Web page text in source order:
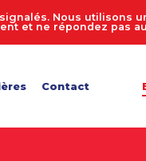
Nous utilisons
et ne répondez pas
Contact